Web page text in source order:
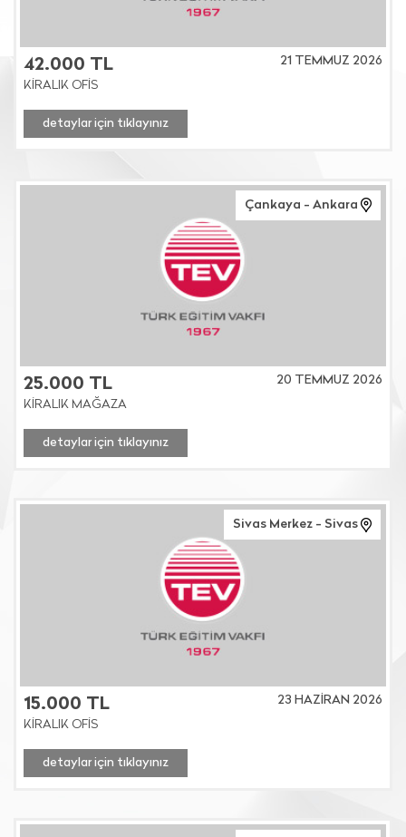
42.000 TL
21 TEMMUZ 2026
KİRALIK OFİS
detaylar için tıklayınız
Çankaya - Ankara
25.000 TL
20 TEMMUZ 2026
KİRALIK MAĞAZA
detaylar için tıklayınız
Sivas Merkez - Sivas
15.000 TL
23 HAZİRAN 2026
KİRALIK OFİS
detaylar için tıklayınız